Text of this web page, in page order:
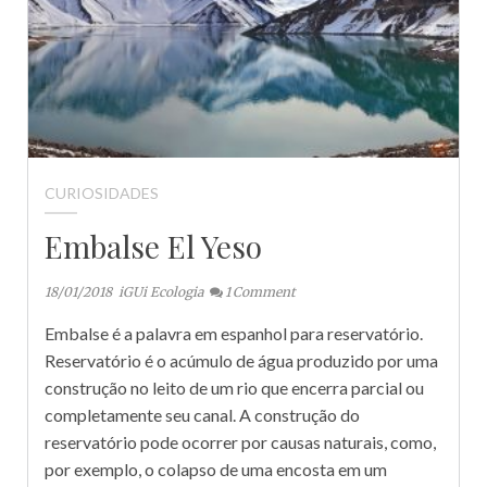
CURIOSIDADES
Embalse El Yeso
18/01/2018 iGUi Ecologia 1 Comment
Embalse é a palavra em espanhol para reservatório.
Reservatório é o acúmulo de água produzido por uma
construção no leito de um rio que encerra parcial ou
completamente seu canal. A construção do
reservatório pode ocorrer por causas naturais, como,
por exemplo, o colapso de uma encosta em um